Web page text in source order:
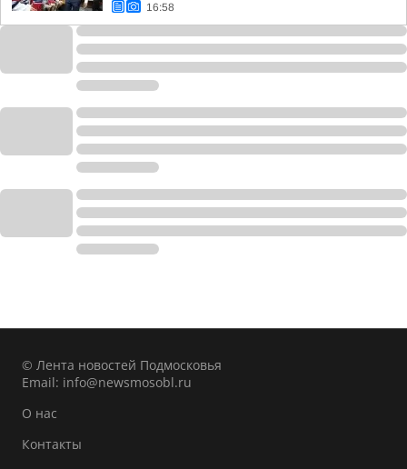
16:58
© Лента новостей Подмосковья
Email: info@newsmosobl.ru
О нас
Контакты